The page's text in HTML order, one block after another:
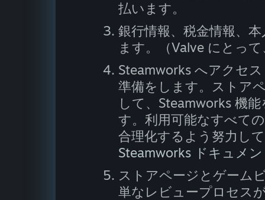
払います。
銀行情報、税金情報、
ます。（Valve にとっ
Steamworks へアクセ
準備をします。ストア
して、Steamworks 機
す。利用可能なすべて
合理化するよう努力し
Steamworks ドキュメ
ストアページとゲーム
単なレビュープロセス